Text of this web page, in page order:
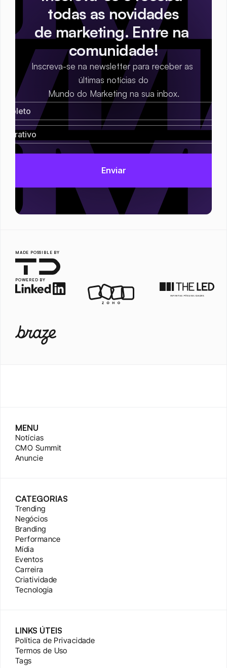
todas as novidades
de marketing. Entre na
comunidade!
Inscreva-se na newsletter para receber as
últimas notícias do
Mundo do Marketing na sua inbox.
MADE POSSIBLE BY
POWERED BY
MENU
Notícias
CMO Summit
Anuncie
CATEGORIAS
Trending
Negócios
Branding
Performance
Mídia
Eventos
Carreira
Criatividade
Tecnologia
LINKS ÚTEIS
Política de Privacidade
Termos de Uso
Tags